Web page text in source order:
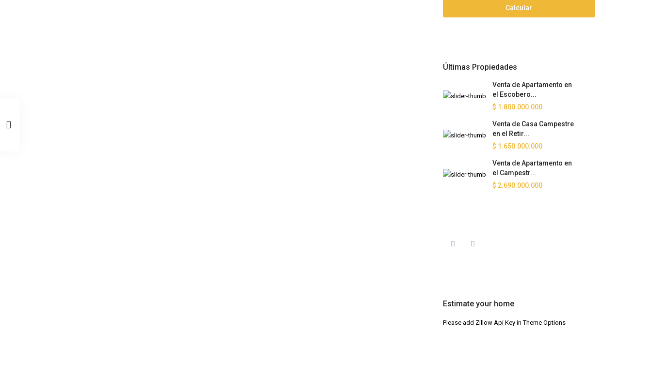
Calcular
Últimas Propiedades
Venta de Apartamento en
el Escobero...
$ 1.800.000.000
Venta de Casa Campestre
en el Retir...
$ 1.650.000.000
Venta de Apartamento en
el Campestr...
$ 2.690.000.000
Estimate your home
Please add Zillow Api Key in Theme Options